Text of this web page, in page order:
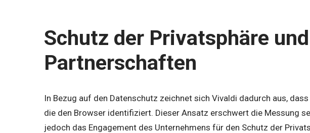
Schutz der Privatsphäre
Partnerschaften
In Bezug auf den Datenschutz zeichnet sich Vivaldi dadurch aus,
die den Browser identifiziert. Dieser Ansatz erschwert die Messung
jedoch das Engagement des Unternehmens für den Schutz der